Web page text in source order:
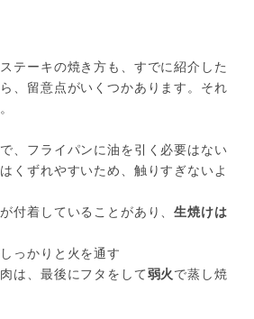
テーキの焼き方も、すでに紹介した
、留意点がいくつかあります。それ
、フライパンに油を引く必要はない
くずれやすいため、触りすぎないよ
付着していることがあり、生焼けは
っかりと火を通す
は、最後にフタをして弱火で蒸し焼